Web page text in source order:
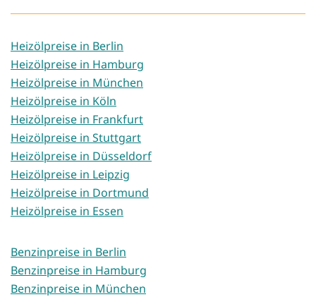
Heizölpreise in Berlin
Heizölpreise in Hamburg
Heizölpreise in München
Heizölpreise in Köln
Heizölpreise in Frankfurt
Heizölpreise in Stuttgart
Heizölpreise in Düsseldorf
Heizölpreise in Leipzig
Heizölpreise in Dortmund
Heizölpreise in Essen
Benzinpreise in Berlin
Benzinpreise in Hamburg
Benzinpreise in München